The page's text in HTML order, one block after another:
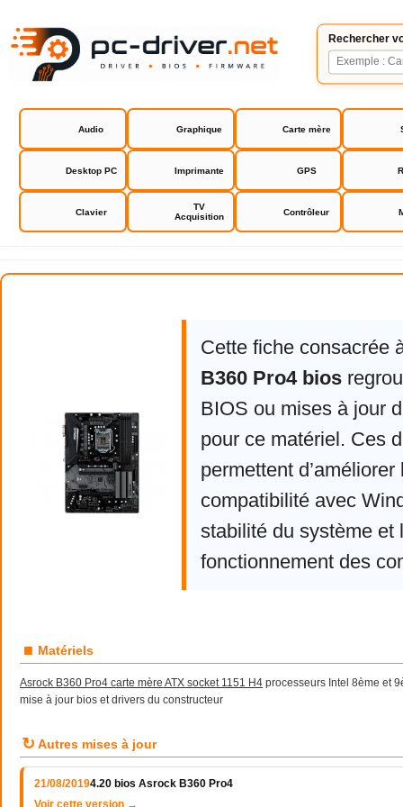
Rechercher
Audio Graphique Carte mère
Desktop PC Imprimante GPS
Clavier
TV
Acquisition
Contrôleur
Asrock B360 Pro4 bios
Cette fiche consacrée
B360 Pro4 bios
BIOS ou mises à jour
pour ce matériel. Ces
permettent d’améliorer
compatibilité avec
stabilité du système et
fonctionnement des
■ Matériels
Asrock B360 Pro4 carte mère ATX socket 1151 H4 processeurs Intel 8ème et
mise à jour bios et drivers du constructeur
↻ Autres mises à jour
21/08/20194.20 bios Asrock B360 Pro4
Voir cette version →